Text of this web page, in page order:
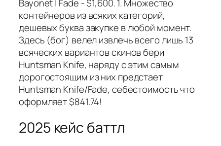
Bayonet | Fade - $1,600. 1. Множество
контейнеров из всяких категорий,
дешевых буква закупке в любой момент.
Здесь (бог) велел извлечь всего лишь 13
всяческих вариантов скинов бери
Huntsman Knife, наряду с этим самым
дорогостоящим из них предстает
Huntsman Knife/Fade, себестоимость что
оформляет $841.74!
2025 кейс баттл